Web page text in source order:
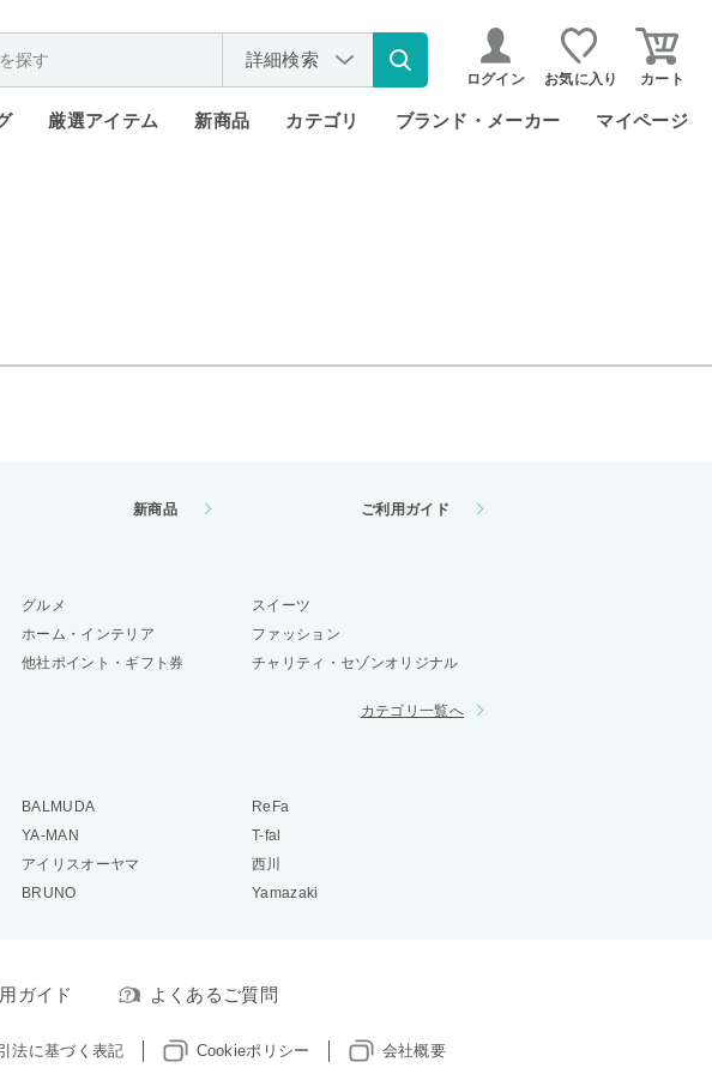
詳細検索
ログイン お気に入り カート
厳選アイテム 新商品 カテゴリ ブランド・メーカー マイページ
新商品 ご利用ガイド
グルメ
スイーツ
ホーム・インテリア
ファッション
他社ポイント・ギフト券 チャリティ・セゾンオリジナル
カテゴリ一覧へ
BALMUDA
ReFa
YA-MAN
T-fal
アイリスオーヤマ
西川
BRUNO Yamazaki
ガイド よくあるご質問
法に基づく表記 Cookieポリシー 会社概要